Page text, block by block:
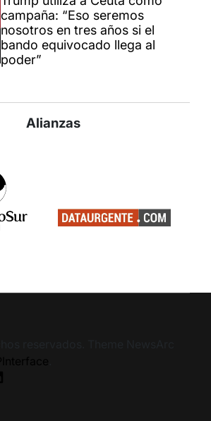
campaña: “Eso seremos
nosotros en tres años si el
bando equivocado llega al
poder”
Alianzas